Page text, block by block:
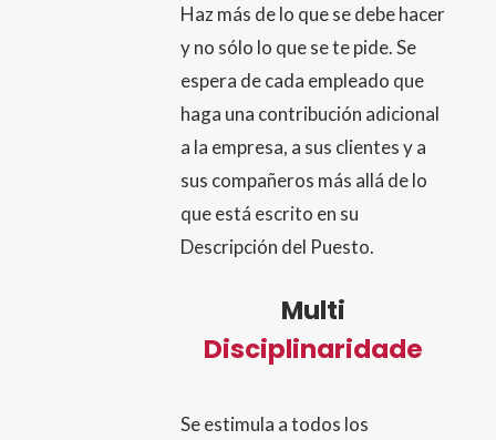
Haz más de lo que se debe hacer
y no sólo lo que se te pide. Se
espera de cada empleado que
haga una contribución adicional
a la empresa, a sus clientes y a
sus compañeros más allá de lo
que está escrito en su
Descripción del Puesto.
Multi
Disciplinaridade
Se estimula a todos los